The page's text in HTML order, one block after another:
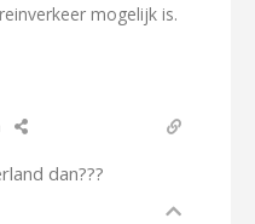
mogelijk is.
dan???